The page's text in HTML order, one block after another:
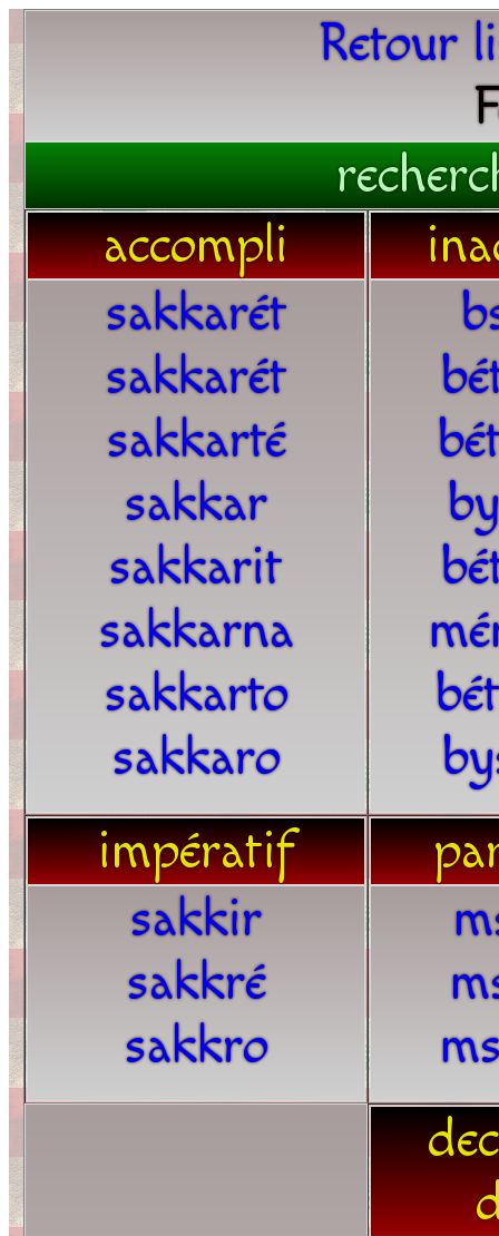
Retour
accompli
sakkarét
sakkarét
sakkarté
sakkar
sakkarit
sakkarna
sakkarto
sakkaro
impératif
sakkir
sakkré
sakkro